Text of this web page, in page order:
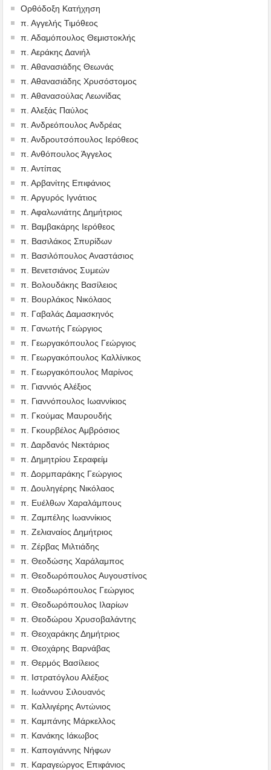
Ορθόδοξη Κατήχηση
π. Αγγελής Τιμόθεος
π. Αδαμόπουλος Θεμιστοκλής
π. Αεράκης Δανιήλ
π. Αθανασιάδης Θεωνάς
π. Αθανασιάδης Χρυσόστομος
π. Αθανασούλας Λεωνίδας
π. Αλεξάς Παύλος
π. Ανδρεόπουλος Ανδρέας
π. Ανδρουτσόπουλος Ιερόθεος
π. Ανθόπουλος Άγγελος
π. Αντίπας
π. Αρβανίτης Επιφάνιος
π. Αργυρός Ιγνάτιος
π. Αφαλωνιάτης Δημήτριος
π. Βαμβακάρης Ιερόθεος
π. Βασιλάκος Σπυρίδων
π. Βασιλόπουλος Αναστάσιος
π. Βενετσιάνος Συμεών
π. Βολουδάκης Βασίλειος
π. Βουρλάκος Νικόλαος
π. Γαβαλάς Δαμασκηνός
π. Γανωτής Γεώργιος
π. Γεωργακόπουλος Γεώργιος
π. Γεωργακόπουλος Καλλίνικος
π. Γεωργακόπουλος Μαρίνος
π. Γιαννιός Αλέξιος
π. Γιαννόπουλος Ιωαννίκιος
π. Γκούμας Μαυρουδής
π. Γκουρβέλος Αμβρόσιος
π. Δαρδανός Νεκτάριος
π. Δημητρίου Σεραφείμ
π. Δορμπαράκης Γεώργιος
π. Δουληγέρης Νικόλαος
π. Ευέλθων Χαραλάμπους
π. Ζαμπέλης Ιωαννίκιος
π. Ζελιαναίος Δημήτριος
π. Ζέρβας Μιλτιάδης
π. Θεοδώσης Χαράλαμπος
π. Θεοδωρόπουλος Αυγουστίνος
π. Θεοδωρόπουλος Γεώργιος
π. Θεοδωρόπουλος Ιλαρίων
π. Θεοδώρου Χρυσοβαλάντης
π. Θεοχαράκης Δημήτριος
π. Θεοχάρης Βαρνάβας
π. Θερμός Βασίλειος
π. Ιστρατόγλου Αλέξιος
π. Ιωάννου Σιλουανός
π. Καλλιγέρης Αντώνιος
π. Καμπάνης Μάρκελλος
π. Κανάκης Ιάκωβος
π. Καπογιάννης Νήφων
π. Καραγεώργος Επιφάνιος